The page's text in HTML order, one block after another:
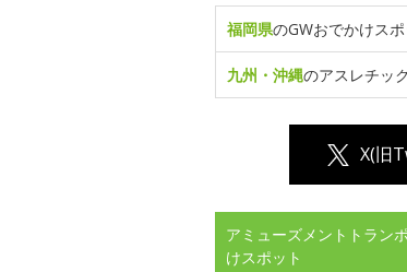
福岡県のGWおでかけス
九州・沖縄のアスレチッ
X(旧
アミューズメントトラン
けスポット